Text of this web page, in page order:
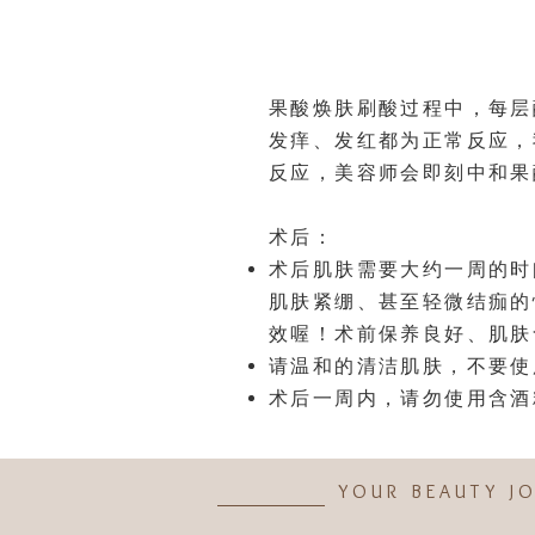
果酸焕肤刷酸过程中，每
发痒、发红都为正常反应
反应，美容师会即刻中和
术后：
术后肌肤需要大约一周的
肌肤紧绷、甚至轻微结痂
效喔！术前保养良好、肌
请温和的清洁肌肤，不要
术后一周内，请勿使用含
YOUR BEAUTY